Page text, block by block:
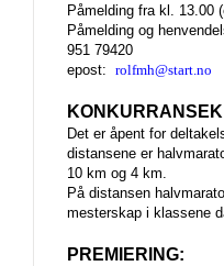
Påmelding fra kl. 13.00
Påmelding og
951 79420
epost: rolfmh@start.no
Det er åpent for
distansene er
10 km og 4 km.
På distansen
mesterskap i klassene
PREMIERING: